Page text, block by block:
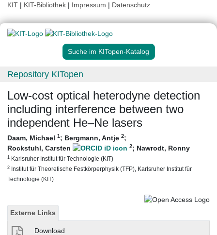
KIT | KIT-Bibliothek | Impressum | Datenschutz
Suche im KITopen-Katalog
Repository KITopen
Low-cost optical heterodyne detection
including interference between two
independent He–Ne lasers
Daam, Michael 1; Bergmann, Antje 2;
Rockstuhl, Carsten
2; Nawrodt, Ronny
1 Karlsruher Institut für Technologie (KIT)
2 Institut für Theoretische Festkörperphysik (TFP), Karlsruher Institut für
Technologie (KIT)
Externe Links
Download